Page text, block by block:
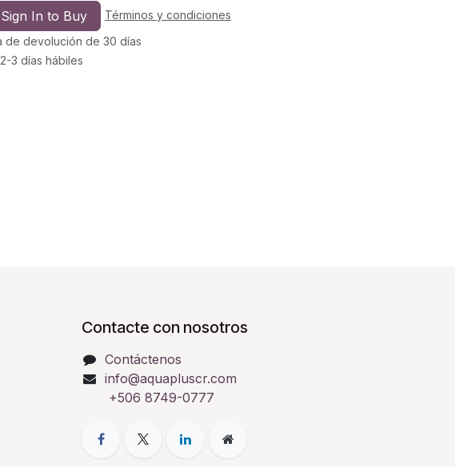
Sign In to Buy
Términos y condiciones
de devolución de 30 días
3 días hábiles
Contacte con nosotros
Contáctenos
info@aquapluscr.com
+506 8749-0777